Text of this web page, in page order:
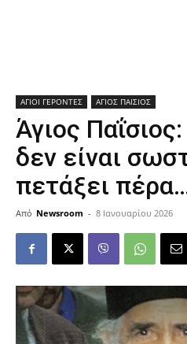
ΑΓΙΟΙ ΓΕΡΟΝΤΕΣ ΑΓΙΟΣ ΠΑΙΣΙΟΣ
Άγιος
δεν είναι
πετάξει
Από Newsroom - 8 Ιανουαρίου 2026